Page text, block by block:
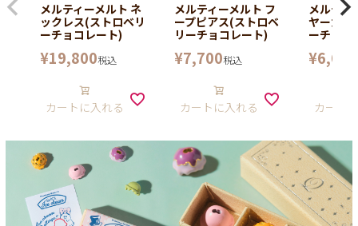
メルティーメルト ネ
ックレス(ストロベリ
ーチョコレート)
¥19,800税込
カートに入れる
メルティーメルト フ
ープピアス(ストロベ
リーチョコレート)
¥7,700税込
カートに入れる
メルティ
ヤーカフ
ーチョコ
¥6,600
カート